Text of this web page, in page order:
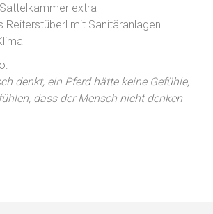
extra
Reiterstüberl mit Sanitäranlagen
denkt, ein Pferd hätte keine Gefühle,
dass der Mensch nicht denken